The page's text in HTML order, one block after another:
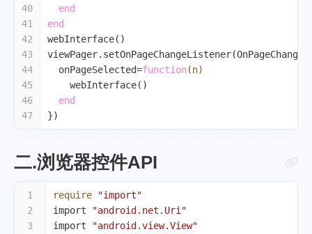
40
41
42
43
44
45
46
47
end
end
webInterface()
  onPageSelected=
function(n)
    webInterface()
end
})
二.浏览器控件API
1
2
3
require
"import"
import
"android.net.Uri"
import
"android.view.View"